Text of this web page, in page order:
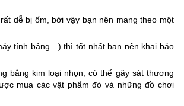
dễ bị ốm, bởi vậy bạn nên mang theo một
tính bảng…) thì tốt nhất bạn nên khai báo
bằng kim loại nhọn, có thể gây sát thương
mua các vật phẩm đó và những đồ chơi